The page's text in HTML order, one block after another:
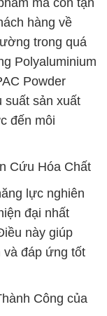
mà còn tận
hàng về
trong quá
Polyaluminium
Powder
suất sản xuất
đến môi
Cứu Hóa Chất
lực nghiên
đại nhất
này giúp
và đáp ứng tốt
Công của